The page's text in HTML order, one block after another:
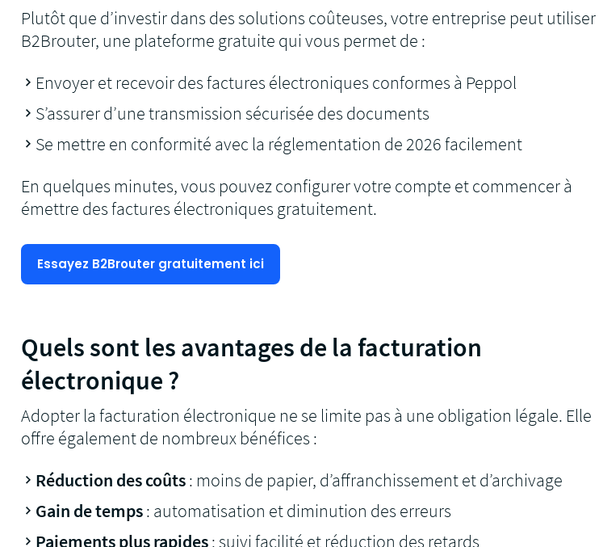
Plutôt que d’investir dans des solutions coûteuses, votre entreprise peut utiliser
B2Brouter, une plateforme gratuite qui vous permet de :
Envoyer et recevoir des factures électroniques conformes à Peppol
S’assurer d’une transmission sécurisée des documents
Se mettre en conformité avec la réglementation de 2026 facilement
En quelques minutes, vous pouvez configurer votre compte et commencer à
émettre des factures électroniques gratuitement.
Essayez B2Brouter gratuitement ici
Quels sont les avantages de la facturation
électronique ?
Adopter la facturation électronique ne se limite pas à une obligation légale. Elle
offre également de nombreux bénéfices :
Réduction des coûts: moins de papier, d’affranchissement et d’archivage
Gain de temps: automatisation et diminution des erreurs
Paiements plus rapides: suivi facilité et réduction des retards